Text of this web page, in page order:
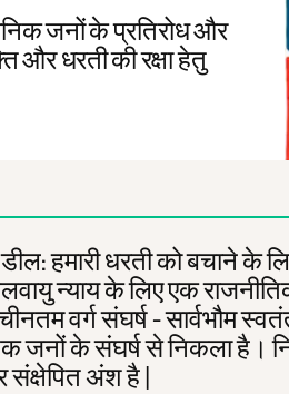
जनों के प्रतिरोध और
और धरती की रक्षा हेतु
हमारी धरती को बचाने के
न्याय के लिए एक
वर्ग संघर्ष - सार्वभौम
जनों के संघर्ष से निकला
संक्षेपित अंश है |